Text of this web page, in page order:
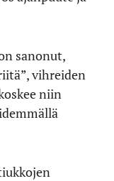
sanonut,
vihreiden
niin